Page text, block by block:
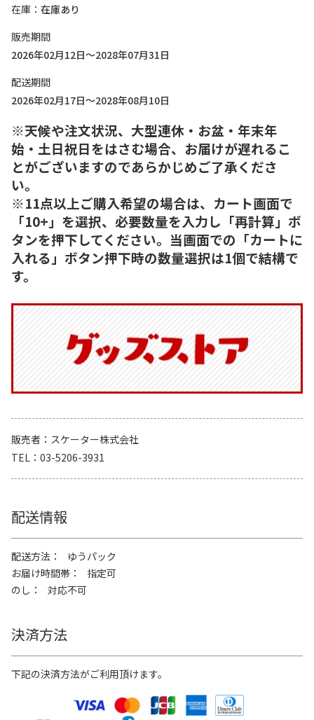
在庫
在庫あり
販売期間
2026年02月12日～2028年07月31日
配送期間
2026年02月17日～2028年08月10日
※天候や注文状況、大型連休・お盆・年末年
始・土日祝日をはさむ場合、お届けが遅れるこ
とがございますのであらかじめご了承くださ
い。
※11点以上ご購入希望の場合は、カート画面で
「10+」を選択、必要数量を入力し「再計算」ボ
タンを押下してください。当画面での「カートに
入れる」ボタン押下時の数量選択は1個で結構で
す。
販売者
スケーター株式会社
TEL
03-5206-3931
配送情報
配送方法
ゆうパック
お届け時間帯
指定可
のし
対応不可
決済方法
下記の決済方法がご利用頂けます。